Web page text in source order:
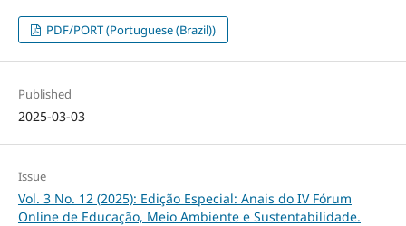
PDF/PORT (Portuguese (Brazil))
Published
2025-03-03
Issue
Vol. 3 No. 12 (2025): Edição Especial: Anais do IV Fórum
Online de Educação, Meio Ambiente e Sustentabilidade.